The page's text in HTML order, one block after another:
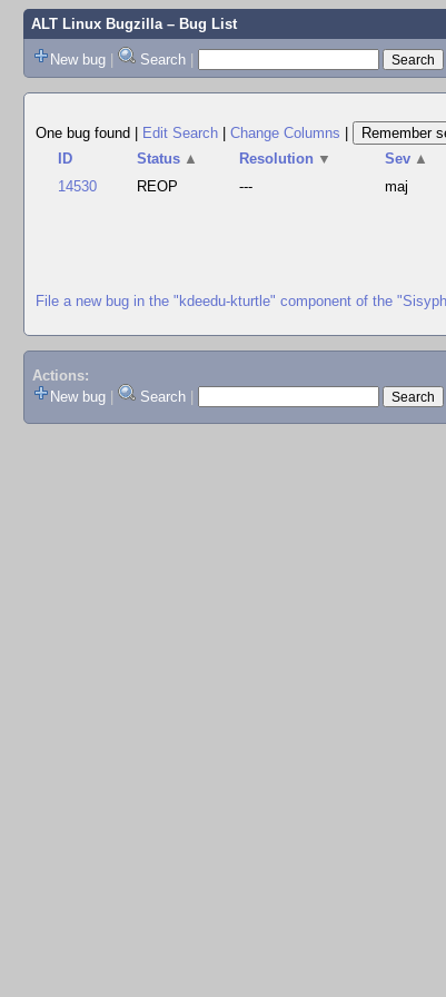
ALT Linux Bugzilla– Bug List
New bug | Search |
One bug found
Edit Search Change Columns
ID
Status ▲ Resolution ▼ Sev ▲
14530
REOP --- maj
File a new bug in the "kdeedu-kturtle" component of the
Actions:
New bug
Search